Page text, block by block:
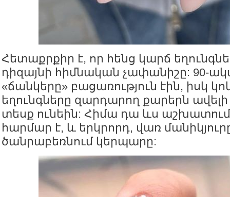
Հետաքրքիր է, որ հենց կարճ
դիզայնի հիմնական չափանիշը: 90-
«ճանկերը» բացառություն էին, իսկ
եղունգները զարդարող քարերն
տեսք ունեին: Հիմա դա ևս
հարմար է, և երկրորդ, վառ
ծանրաբեռնում կերպարը: